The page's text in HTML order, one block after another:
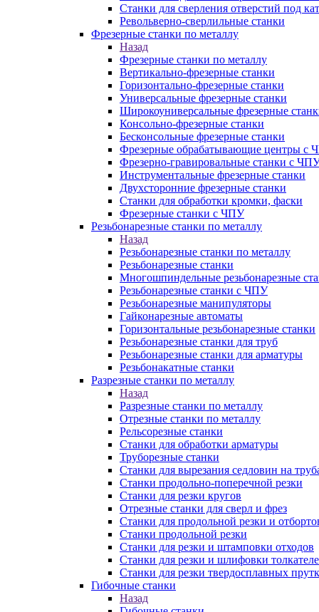
Станки для сверления отверстий под
Револьверно-сверлильные станки
Фрезерные станки по металлу
Назад
Фрезерные станки по металлу
Вертикально-фрезерные станки
Горизонтально-фрезерные станки
Универсальные фрезерные станки
Широкоуниверсальные фрезерные
Консольно-фрезерные станки
Бесконсольные фрезерные станки
Фрезерные обрабатывающие центры с
Фрезерно-гравировальные станки с
Инструментальные фрезерные станки
Двухсторонние фрезерные станки
Станки для обработки кромки, фаски
Фрезерные станки с ЧПУ
Резьбонарезные станки по металлу
Назад
Резьбонарезные станки по металлу
Резьбонарезные станки
Многошпиндельные резьбонарезные
Резьбонарезные станки с ЧПУ
Резьбонарезные манипуляторы
Гайконарезные автоматы
Горизонтальные резьбонарезные станки
Резьбонарезные станки для труб
Резьбонарезные станки для арматуры
Резьбонакатные станки
Разрезные станки по металлу
Назад
Разрезные станки по металлу
Отрезные станки по металлу
Рельсорезные станки
Станки для обработки арматуры
Труборезные станки
Станки для вырезания седловин на
Станки продольно-поперечной резки
Станки для резки кругов
Отрезные станки для сверл и фрез
Станки для продольной резки и
Станки продольной резки
Станки для резки и штамповки отходов
Станки для резки и шлифовки
Станки для резки твердосплавных
Гибочные станки
Назад